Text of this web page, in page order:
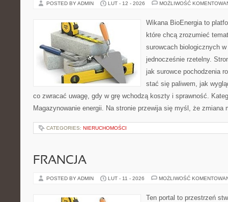
POSTED BY ADMIN LUT - 12 - 2026 MOŻLIWOŚĆ
Wikana BioEnergia to
które chcą zrozumieć
surowcach biologicznych
jednocześnie rzetelny.
jak surowce pochodzenia
stać się paliwem, jak
co zwracać uwagę, gdy w grę wchodzą koszty i sprawność.
Magazynowanie energii. Na stronie przewija się myśl, że
CATEGORIES: NIERUCHOMOŚCI
FRANCJA
POSTED BY ADMIN LUT - 11 - 2026 MOŻLIWOŚĆ
Ten portal to przestrzeń